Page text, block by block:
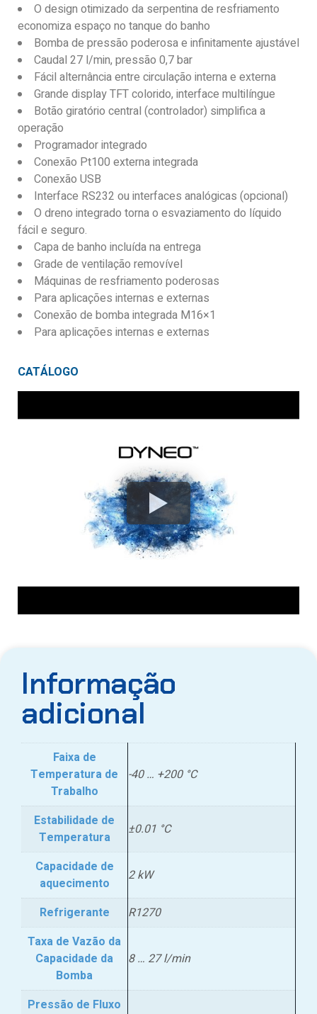
O design otimizado da serpentina de resfriamento
economiza espaço no tanque do banho
Bomba de pressão poderosa e infinitamente ajustável
Caudal 27 l/min, pressão 0,7 bar
Fácil alternância entre circulação interna e externa
Grande display TFT colorido, interface multilíngue
Botão giratório central (controlador) simplifica a
operação
Programador integrado
Conexão Pt100 externa integrada
Conexão USB
Interface RS232 ou interfaces analógicas (opcional)
O dreno integrado torna o esvaziamento do líquido
fácil e seguro.
Capa de banho incluída na entrega
Grade de ventilação removível
Máquinas de resfriamento poderosas
Para aplicações internas e externas
Conexão de bomba integrada M16×1
Para aplicações internas e externas
CATÁLOGO
Informação
adicional
Faixa de
Temperatura de
Trabalho
-40 … +200 °C
Estabilidade de
Temperatura
±0.01 °C
Capacidade de
aquecimento
2 kW
Refrigerante
R1270
Taxa de Vazão da
Capacidade da
Bomba
8 … 27 l/min
Pressão de Fluxo